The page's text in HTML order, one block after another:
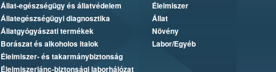
Állat-egészségügy és állatvédelem
Állategészségügyi diagnosztika
Állatgyógyászati termékek
Borászat és alkoholos italok
Élelmiszer- és takarmánybiztonság
Élelmiszerlánc-biztonsági laborhálózat
Élelmiszer
Állat
Növény
Labor/Egyéb